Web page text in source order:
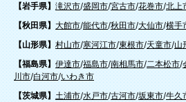
【岩手県】 滝沢市/盛岡市/宮古市/花巻市/北上
【秋田県】 大館市/能代市/秋田市/大仙市/横手
【山形県】 村山市/寒河江市/東根市/天童市/山
【福島県】 伊達市/福島市/南相馬市/二本松市/
川市/白河市/いわき市
【茨城県】 土浦市/水戸市/古河市/坂東市/牛久